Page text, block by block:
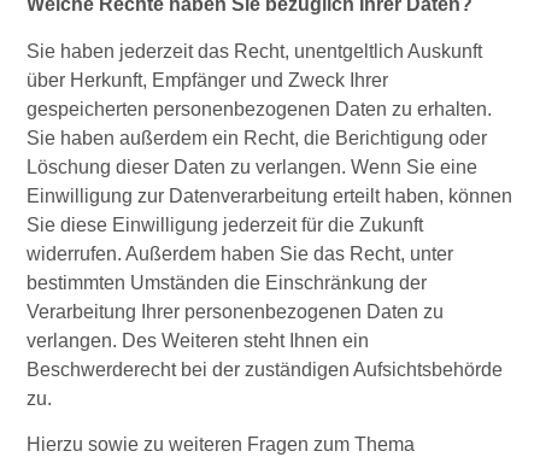
Welche Rechte haben Sie bezüglich Ihrer Daten?
Sie haben jederzeit das Recht, unentgeltlich Auskunft
über Herkunft, Empfänger und Zweck Ihrer
gespeicherten personenbezogenen Daten zu erhalten.
Sie haben außerdem ein Recht, die Berichtigung oder
Löschung dieser Daten zu verlangen. Wenn Sie eine
Einwilligung zur Datenverarbeitung erteilt haben, können
Sie diese Einwilligung jederzeit für die Zukunft
widerrufen. Außerdem haben Sie das Recht, unter
bestimmten Umständen die Einschränkung der
Verarbeitung Ihrer personenbezogenen Daten zu
verlangen. Des Weiteren steht Ihnen ein
Beschwerderecht bei der zuständigen Aufsichtsbehörde
zu.
Hierzu sowie zu weiteren Fragen zum Thema